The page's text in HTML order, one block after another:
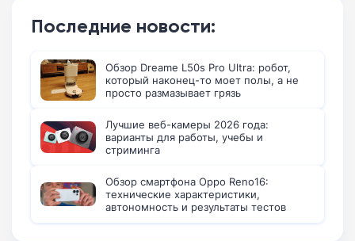
Последние новости:
Обзор Dreame L50s Pro Ultra: робот,
который наконец-то моет полы, а не
просто размазывает грязь
Лучшие веб-камеры 2026 года:
варианты для работы, учебы и
стриминга
Обзор смартфона Oppo Reno16:
технические характеристики,
автономность и результаты тестов